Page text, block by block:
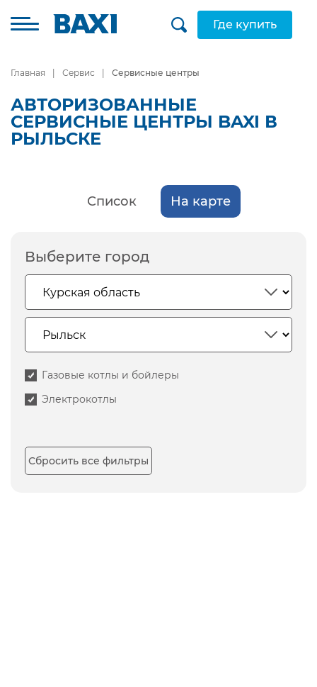
Где купить
Главная Сервис Сервисные центры
АВТОРИЗОВАННЫЕ
СЕРВИСНЫЕ ЦЕНТРЫ BAXI В
РЫЛЬСКЕ
Список На карте
Выберите город
Газовые котлы и бойлеры
Электрокотлы
Сбросить все фильтры